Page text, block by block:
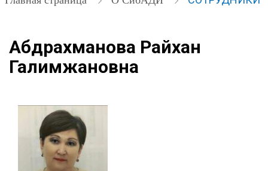
Абдрахманова Райхан
Галимжановна